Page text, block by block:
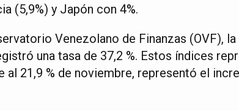
(5,9%) y Japón con 4%.
Venezolano de Finanzas (OVF),
una tasa de 37,2 %. Estos índices
al 21,9 % de noviembre, representó el